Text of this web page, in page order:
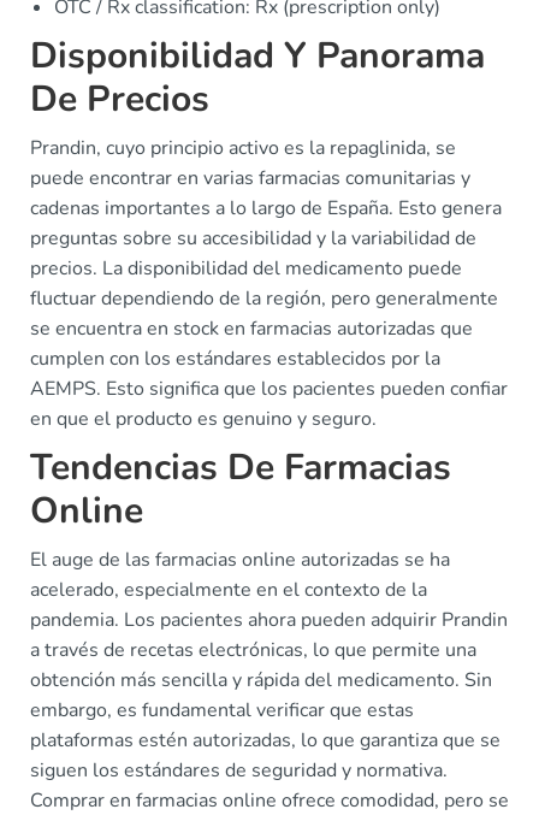
OTC / Rx classification: Rx (prescription only)
Disponibilidad Y Panorama
De Precios
Prandin, cuyo principio activo es la repaglinida, se
puede encontrar en varias farmacias comunitarias y
cadenas importantes a lo largo de España. Esto genera
preguntas sobre su accesibilidad y la variabilidad de
precios. La disponibilidad del medicamento puede
fluctuar dependiendo de la región, pero generalmente
se encuentra en stock en farmacias autorizadas que
cumplen con los estándares establecidos por la
AEMPS. Esto significa que los pacientes pueden confiar
en que el producto es genuino y seguro.
Tendencias De Farmacias
Online
El auge de las farmacias online autorizadas se ha
acelerado, especialmente en el contexto de la
pandemia. Los pacientes ahora pueden adquirir Prandin
a través de recetas electrónicas, lo que permite una
obtención más sencilla y rápida del medicamento. Sin
embargo, es fundamental verificar que estas
plataformas estén autorizadas, lo que garantiza que se
siguen los estándares de seguridad y normativa.
Comprar en farmacias online ofrece comodidad, pero se